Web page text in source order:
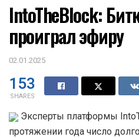
IntoTheBlock:
проиграл эфиру
02.01.2025
153
SHARES
Эксперты платформы
протяжении года число